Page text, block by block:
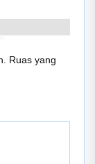
Ruas yang